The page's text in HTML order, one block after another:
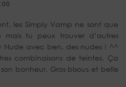
les Simply Vamp ne sont que
mais tu peux trouver d’autres
Nude avec ben, des nudes ! ^^
combinaisons de teintes. Ça
bonheur. Gros bisous et belle